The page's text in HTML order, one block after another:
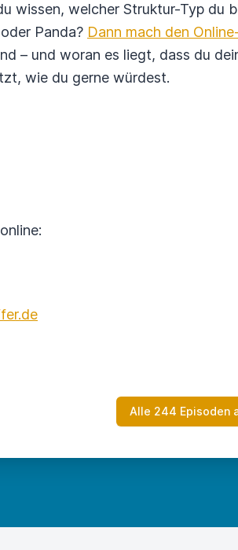
wissen, welcher Struktur-Typ du
Panda? Dann mach den
– und woran es liegt, dass du
wie du gerne würdest.
Alle 244 Episoden